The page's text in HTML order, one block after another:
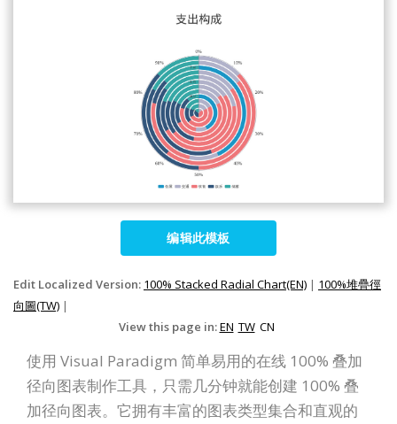
编辑此模板
Edit Localized Version: 100% Stacked Radial Chart(EN) | 100%堆疊徑
向圖(TW) |
View this page in:EN TW CN
使用 Visual Paradigm 简单易用的在线 100% 叠加
径向图表制作工具，只需几分钟就能创建 100% 叠
加径向图表。它拥有丰富的图表类型集合和直观的